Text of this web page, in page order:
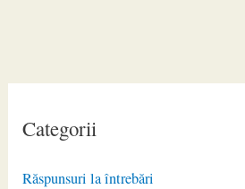
Categorii
Răspunsuri la întrebări